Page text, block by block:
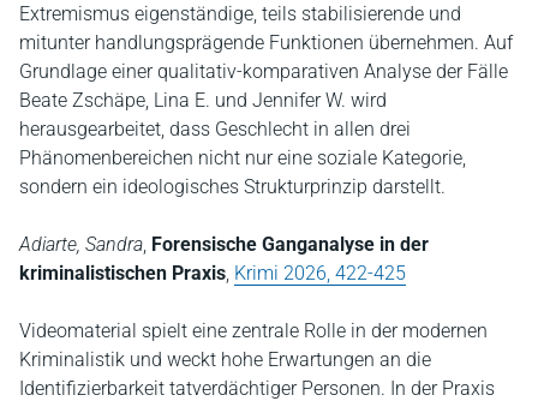
Extremismus eigenständige, teils stabilisierende und
mitunter handlungsprägende Funktionen übernehmen. Auf
Grundlage einer qualitativ-komparativen Analyse der Fälle
Beate Zschäpe, Lina E. und Jennifer W. wird
herausgearbeitet, dass Geschlecht in allen drei
Phänomenbereichen nicht nur eine soziale Kategorie,
sondern ein ideologisches Strukturprinzip darstellt.
Adiarte, Sandra Forensische Ganganalyse in der
kriminalistischen Praxis Krimi 2026, 422-425
Videomaterial spielt eine zentrale Rolle in der modernen
Kriminalistik und weckt hohe Erwartungen an die
Identifizierbarkeit tatverdächtiger Personen. In der Praxis